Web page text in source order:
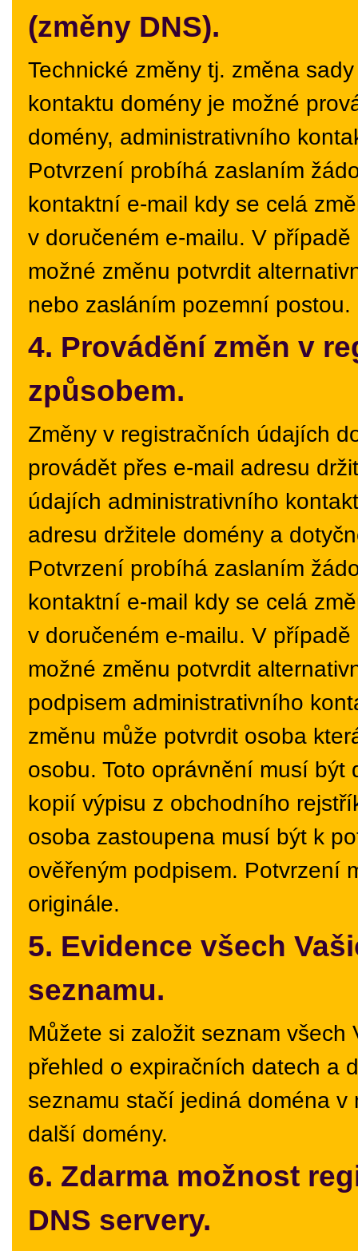
(změny DNS).
Technické změny tj. změna
kontaktu domény je možné
domény, administrativního
Potvrzení probíhá zaslaním
kontaktní e-mail kdy se celá
v doručeném e-mailu. V
možné změnu potvrdit
nebo zasláním pozemní postou.
4. Provádění změn v
způsobem.
Změny v registračních údajích
provádět přes e-mail adresu
údajích administrativního
adresu držitele domény a
Potvrzení probíhá zaslaním
kontaktní e-mail kdy se celá
v doručeném e-mailu. V
možné změnu potvrdit
podpisem administrativního
změnu může potvrdit osoba
osobu. Toto oprávnění musí
kopií výpisu z obchodního
osoba zastoupena musí být k
ověřeným podpisem. Potvrzení
originále.
5. Evidence všech
seznamu.
Můžete si založit seznam
přehled o expiračních datech a
seznamu stačí jediná doména
další domény.
6. Zdarma možnost
DNS servery.